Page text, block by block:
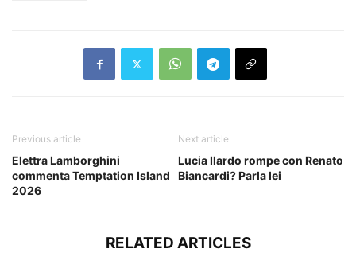
Previous article
Elettra Lamborghini
commenta Temptation Island
2026
Next article
Lucia Ilardo rompe con Renato
Biancardi? Parla lei
RELATED ARTICLES